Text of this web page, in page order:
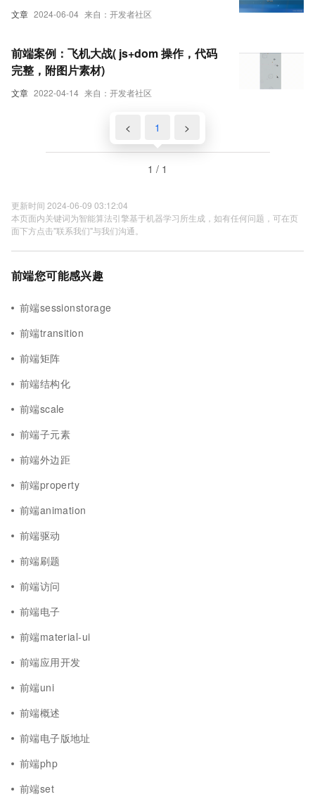
文章 2024-06-04 来自：开发者社区
文章 2022-04-14 来自：开发者社区
前端案例：飞机大战( js+dom 操作，代码
完整，附图片素材)
< 1 >
1 / 1
更新时间 2024-06-09 03:12:04
本页面内关键词为智能算法引擎基于机器学习所生成，如有任何问题，可在页
面下方点击"联系我们"与我们沟通。
前端您可能感兴趣
前端sessionstorage
前端transition
前端矩阵
前端结构化
前端scale
前端子元素
前端外边距
前端property
前端animation
前端驱动
前端刷题
前端访问
前端电子
前端material-ui
前端应用开发
前端uni
前端概述
前端电子版地址
前端php
前端set